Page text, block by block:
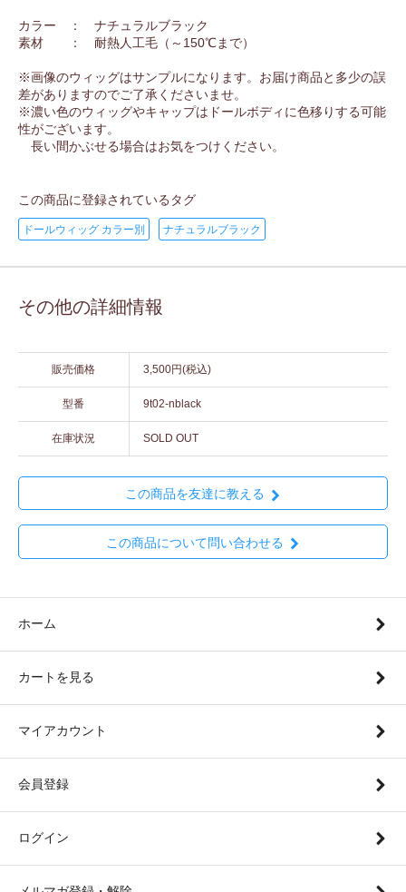
カラー ： ナチュラルブラック
素材 ： 耐熱人工毛（～150℃まで）
※画像のウィッグはサンプルになります。お届け商品と多少の誤
差がありますのでご了承くださいませ。
※濃い色のウィッグやキャップはドールボディに色移りする可能
性がございます。
長い間かぶせる場合はお気をつけください。
この商品に登録されているタグ
ドールウィッグ カラー別 ナチュラルブラック
その他の詳細情報
販売価格 3,500円(税込)
型番 9t02-nblack
在庫状況 SOLD OUT
この商品を友達に教える
この商品について問い合わせる
ホーム
カートを見る
マイアカウント
会員登録
ログイン